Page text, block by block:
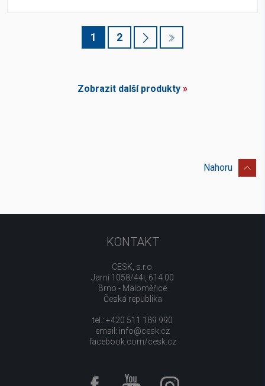
1 2
Zobrazit další produkty »
Nahoru
KONTAKT
CESK, s.r.o.
Jarní 1058/44i, 614 00
Brno - Maloměřice
Česká republika
tel.: +420 511 189 990
email: info@cesk.cz
facebook.com/cesk.cz